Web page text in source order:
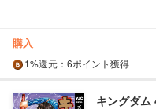
購入
1%還元 ：6ポイント獲得
キングダム